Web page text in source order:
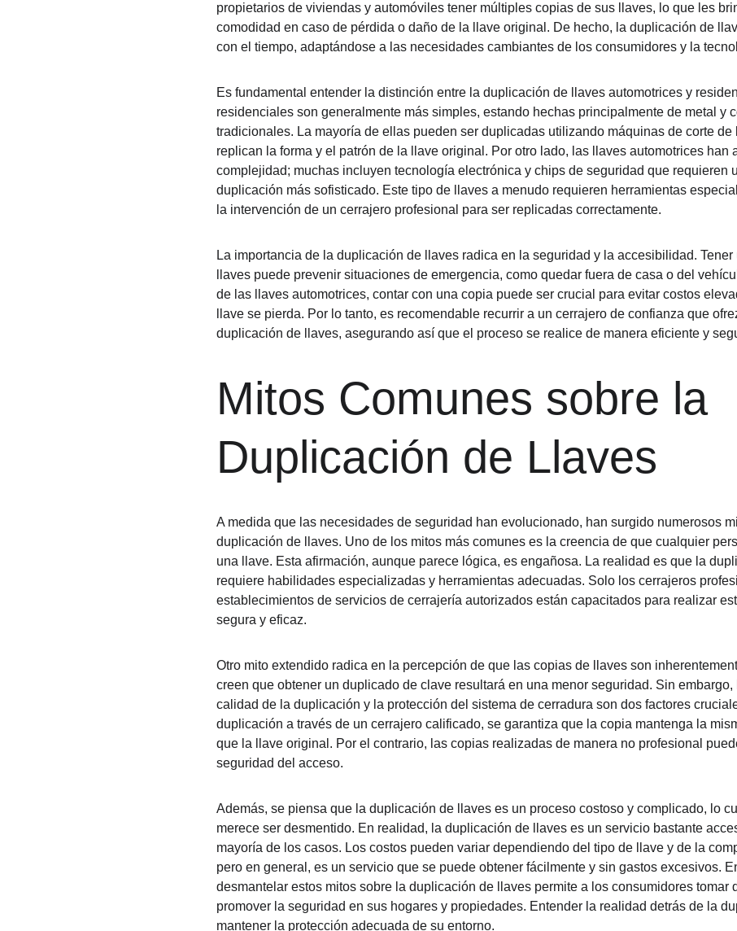
propietarios de viviendas y automóviles tener múltiples copias de sus llaves, lo que les
comodidad en caso de pérdida o daño de la llave original. De hecho, la duplicación de
con el tiempo, adaptándose a las necesidades cambiantes de los consumidores y la
Es fundamental entender la distinción entre la duplicación de llaves automotrices y
residenciales son generalmente más simples, estando hechas principalmente de metal y
tradicionales. La mayoría de ellas pueden ser duplicadas utilizando máquinas de corte de
replican la forma y el patrón de la llave original. Por otro lado, las llaves automotrices han
complejidad; muchas incluyen tecnología electrónica y chips de seguridad que requieren
duplicación más sofisticado. Este tipo de llaves a menudo requieren herramientas
la intervención de un cerrajero profesional para ser replicadas correctamente.
La importancia de la duplicación de llaves radica en la seguridad y la accesibilidad.
llaves puede prevenir situaciones de emergencia, como quedar fuera de casa o del
de las llaves automotrices, contar con una copia puede ser crucial para evitar costos
llave se pierda. Por lo tanto, es recomendable recurrir a un cerrajero de confianza que
duplicación de llaves, asegurando así que el proceso se realice de manera eficiente y
Mitos Comunes sobre la
Duplicación de Llaves
A medida que las necesidades de seguridad han evolucionado, han surgido numerosos
duplicación de llaves. Uno de los mitos más comunes es la creencia de que cualquier
una llave. Esta afirmación, aunque parece lógica, es engañosa. La realidad es que la
requiere habilidades especializadas y herramientas adecuadas. Solo los cerrajeros
establecimientos de servicios de cerrajería autorizados están capacitados para realizar
segura y eficaz.
Otro mito extendido radica en la percepción de que las copias de llaves son
creen que obtener un duplicado de clave resultará en una menor seguridad. Sin
calidad de la duplicación y la protección del sistema de cerradura son dos factores
duplicación a través de un cerrajero calificado, se garantiza que la copia mantenga la
que la llave original. Por el contrario, las copias realizadas de manera no profesional
seguridad del acceso.
Además, se piensa que la duplicación de llaves es un proceso costoso y complicado, lo
merece ser desmentido. En realidad, la duplicación de llaves es un servicio bastante
mayoría de los casos. Los costos pueden variar dependiendo del tipo de llave y de la
pero en general, es un servicio que se puede obtener fácilmente y sin gastos excesivos.
desmantelar estos mitos sobre la duplicación de llaves permite a los consumidores tomar
promover la seguridad en sus hogares y propiedades. Entender la realidad detrás de la
mantener la protección adecuada de su entorno.